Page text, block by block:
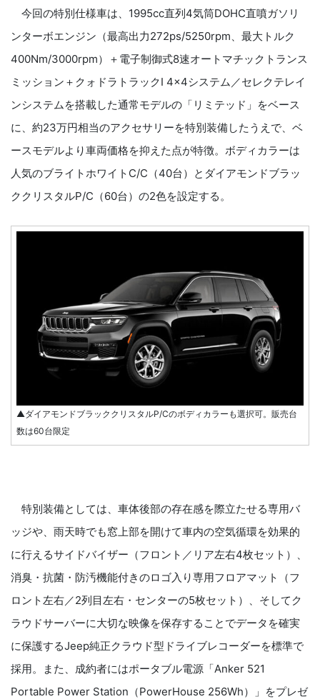
今回の特別仕様車は、1995cc直列4気筒DOHC直噴ガソリ
ンターボエンジン（最高出力272ps/5250rpm、最大トルク
400Nm/3000rpm）＋電子制御式8速オートマチックトランス
ミッション＋クォドラトラックI 4×4システム／セレクテレイ
ンシステムを搭載した通常モデルの「リミテッド」をベース
に、約23万円相当のアクセサリーを特別装備したうえで、ベ
ースモデルより車両価格を抑えた点が特徴。ボディカラーは
人気のブライトホワイトC/C（40台）とダイアモンドブラッ
ククリスタルP/C（60台）の2色を設定する。
▲ダイアモンドブラッククリスタルP/Cのボディカラーも選択可。販売台
数は60台限定
特別装備としては、車体後部の存在感を際立たせる専用バ
ッジや、雨天時でも窓上部を開けて車内の空気循環を効果的
に行えるサイドバイザー（フロント／リア左右4枚セット）、
消臭・抗菌・防汚機能付きのロゴ入り専用フロアマット（フ
ロント左右／2列目左右・センターの5枚セット）、そしてク
ラウドサーバーに大切な映像を保存することでデータを確実
に保護するJeep純正クラウド型ドライブレコーダーを標準で
採用。また、成約者にはポータブル電源「Anker 521
Portable Power Station（PowerHouse 256Wh）」をプレゼ